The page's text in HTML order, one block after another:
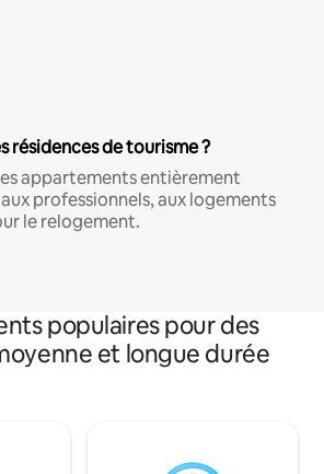
résidences de tourisme ?
appartements entièrement
professionnels, aux logements
le relogement.
populaires pour des
et longue durée